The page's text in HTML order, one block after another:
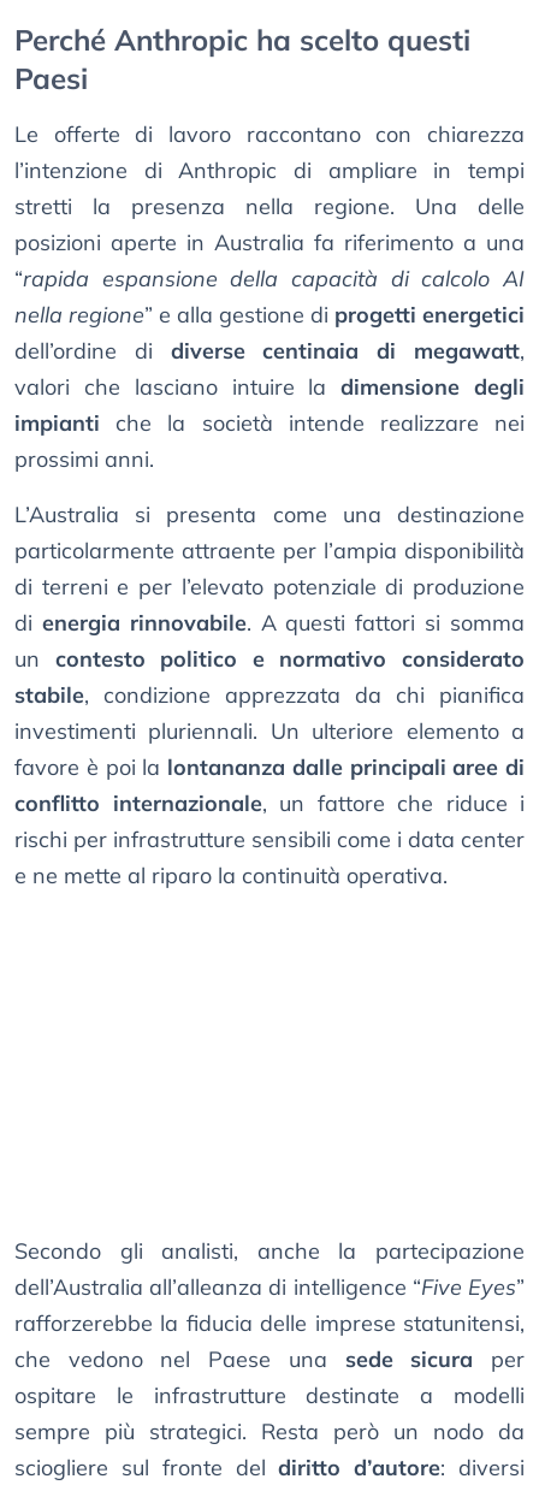
Perché Anthropic ha scelto questi
Paesi
Le offerte di lavoro raccontano con chiarezza
l’intenzione di Anthropic di ampliare in tempi
stretti la presenza nella regione. Una delle
posizioni aperte in Australia fa riferimento a una
“rapida espansione della capacità di calcolo AI
nella regione” e alla gestione di progetti energetici
dell’ordine di diverse centinaia di megawatt,
valori che lasciano intuire ladimensione degli
impianti che la società intende realizzare nei
prossimi anni.
L’Australia si presenta come una destinazione
particolarmente attraente per l’ampia disponibilità
di terreni e per l’elevato potenziale di produzione
di energia rinnovabile. A questi fattori si somma
un contesto politico e normativo considerato
stabile, condizione apprezzata da chi pianifica
investimenti pluriennali. Un ulteriore elemento a
favore è poi la lontananza dalle principali aree di
conflitto internazionale, un fattore che riduce i
rischi per infrastrutture sensibili come i data center
e ne mette al riparo la continuità operativa.
Secondo gli analisti, anche la partecipazione
dell’Australia all’alleanza di intelligence “Five Eyes”
rafforzerebbe la fiducia delle imprese statunitensi,
che vedono nel Paese una sede sicura per
ospitare le infrastrutture destinate a modelli
sempre più strategici. Resta però un nodo da
sciogliere sul fronte deldiritto d’autore: diversi